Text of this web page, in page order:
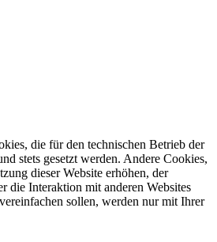
die für den technischen Betrieb der
stets gesetzt werden. Andere Cookies,
dieser Website erhöhen, der
die Interaktion mit anderen Websites
sollen, werden nur mit Ihrer